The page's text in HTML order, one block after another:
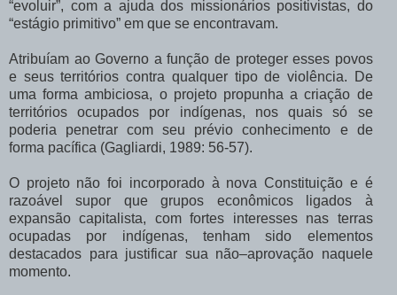
“evoluir”, com a ajuda dos missionários positivistas, do
“estágio primitivo” em que se encontravam.
Atribuíam ao Governo a função de proteger esses povos
e seus territórios contra qualquer tipo de violência. De
uma forma ambiciosa, o projeto propunha a criação de
territórios ocupados por indígenas, nos quais só se
poderia penetrar com seu prévio conhecimento e de
forma pacífica (Gagliardi, 1989: 56-57).
O projeto não foi incorporado à nova Constituição e é
razoável supor que grupos econômicos ligados à
expansão capitalista, com fortes interesses nas terras
ocupadas por indígenas, tenham sido elementos
destacados para justificar sua não–aprovação naquele
momento.